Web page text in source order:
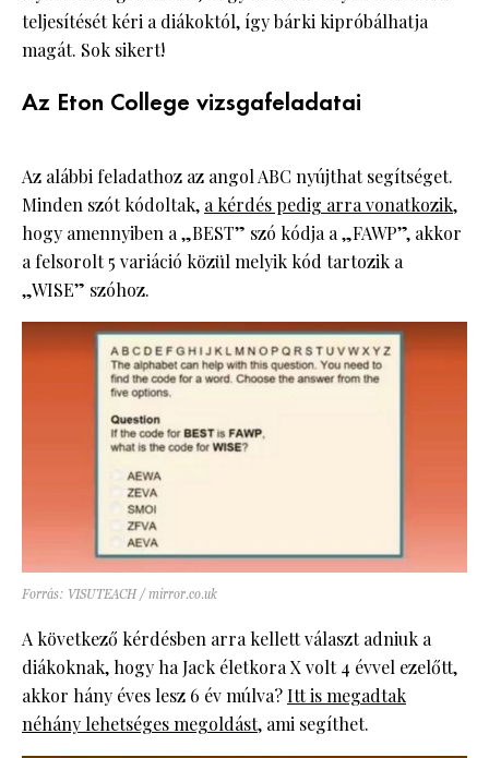
teljesítését kéri a diákoktól, így bárki kipróbálhatja
magát. Sok sikert!
Az Eton College vizsgafeladatai
Az alábbi feladathoz az angol ABC nyújthat segítséget.
Minden szót kódoltak, a kérdés pedig arra vonatkozik,
hogy amennyiben a „BEST” szó kódja a „FAWP”, akkor
a felsorolt 5 variáció közül melyik kód tartozik a
„WISE” szóhoz.
Forrás: VISUTEACH / mirror.co.uk
A következő kérdésben arra kellett választ adniuk a
diákoknak, hogy ha Jack életkora X volt 4 évvel ezelőtt,
akkor hány éves lesz 6 év múlva?Itt is megadtak
néhány lehetséges megoldást, ami segíthet.